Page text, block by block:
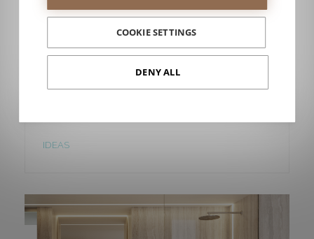
Colorez votre salle de bain avec
Nordic
IDEAS
COOKIE SETTINGS
DENY ALL